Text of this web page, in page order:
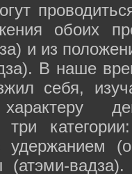
обоих
и из
В наше
себя,
три
(атэми-